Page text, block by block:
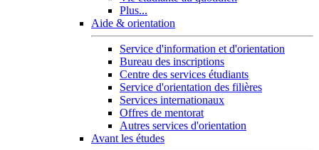
Plus...
Aide & orientation
Service d'information et d'orientation
Bureau des inscriptions
Centre des services étudiants
Service d'orientation des filières
Services internationaux
Offres de mentorat
Autres services d'orientation
Avant les études